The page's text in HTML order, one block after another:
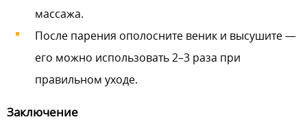
массажа.
После парения ополосните веник и высушите —
его можно использовать 2–3 раза при
правильном уходе.
Заключение